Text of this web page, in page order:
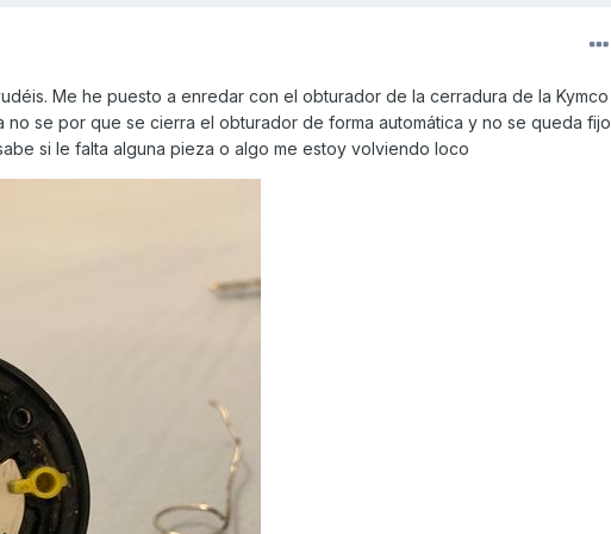
Me he puesto a enredar con el obturador de la cerradura de la Kymco
no se por que se cierra el obturador de forma automática y no se queda fijo
si le falta alguna pieza o algo me estoy volviendo loco